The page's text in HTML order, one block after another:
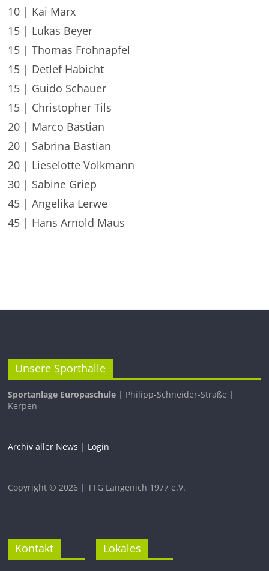
10 | Kai Marx
15 | Lukas Beyer
15 | Thomas Frohnapfel
15 | Detlef Habicht
15 | Guido Schauer
15 | Christopher Tils
20 | Marco Bastian
20 | Sabrina Bastian
20 | Lieselotte Volkmann
30 | Sabine Griep
45 | Angelika Lerwe
45 | Hans Arnold Maus
Unsere Sporthalle
Sportanlage Europaschule | Philipp-Schneider-Straße |
Kerpen
Archiv aller News | Login
Copyright © 2026 | TTG Langenich 1977 e.V.
Kontakt Lokales